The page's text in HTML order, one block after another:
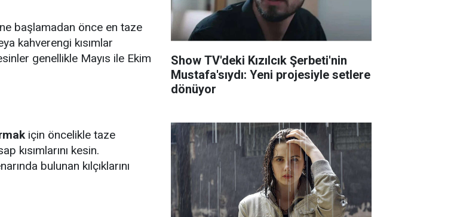
başlamadan önce en taze
kahverengi kısımlar
genellikle Mayıs ile Ekim
için öncelikle taze
kısımlarını kesin.
bulunan kılçıklarını
Show TV'deki Kızılcık Şerbeti'nin
Mustafa'sıydı: Yeni projesiyle setlere
dönüyor